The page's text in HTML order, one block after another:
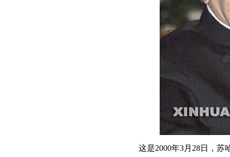
这是2000年3月28日，